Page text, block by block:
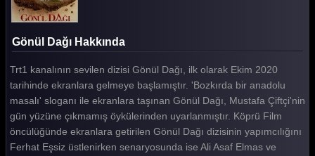
Gönül Dağı 178. Bölüm
Gönül Dağı 177. Bölüm
Gönül Dağı 176. Bölüm
Gönül Dağı 175. Bölüm
Gönül Dağı 174. Bölüm
Gönül Dağı 173. Bölüm
Gönül Dağı Hakkında
Trt1 kanalının sevilen dizisi Gönül Dağı, ilk olarak Ekim 2020
tarihinde ekranlara gelmeye başlamıştır. 'Bozkırda bir anadolu
masalı' sloganı ile ekranlara taşınan Gönül Dağı, Mustafa Çiftçi'nin
gün yüzüne çıkmamış öykülerinden uyarlanmıştır. Köprü Film
öncülüğünde ekranlara getirilen Gönül Dağı dizisinin yapımcılığını
Ferhat Eşsiz üstlenirken senaryosunda ise Ali Asaf Elmas ve